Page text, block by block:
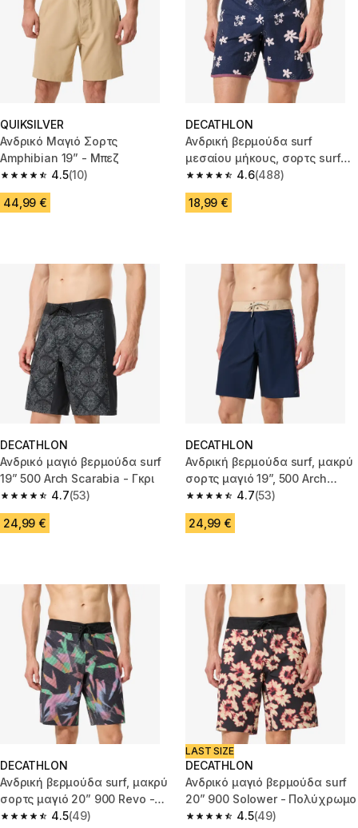
QUIKSILVER
Ανδρικό Μαγιό Σορτς
Amphibian 19” - Μπεζ
4.5
4.5 out of 5 stars from 10 reviews
(10)
44,99 €
DECATHLON
Ανδρική βερμούδα surf
μεσαίου μήκους, σορτς surf
18”, 500 Cutyflow σκούρο μπλε
4.6
4.6 out of 5 stars from 488
(488)
18,99 €
DECATHLON
Ανδρικό μαγιό βερμούδα surf
19” 500 Arch Scarabia - Γκρι
4.7
4.7 out of 5 stars from 53 reviews
(53)
24,99 €
DECATHLON
Ανδρική βερμούδα surf, μακρύ
σορτς μαγιό 19”, 500 Arch
navajo - Μπλε
4.7
4.7 out of 5 stars from 53
(53)
24,99 €
DECATHLON
Ανδρική βερμούδα surf, μακρύ
σορτς μαγιό 20” 900 Revo -
Πολύχρωμο
4.5
4.5 out of 5 stars from 49 reviews
(49)
LAST SIZE
DECATHLON
Ανδρικό μαγιό βερμούδα surf
20” 900 Solower - Πολύχρωμο
4.5
4.5 out of 5 stars from 49
(49)